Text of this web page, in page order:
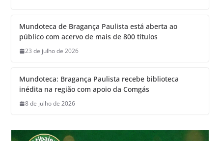
Mundoteca de Bragança Paulista está aberta ao
público com acervo de mais de 800 títulos
23 de julho de 2026
Mundoteca: Bragança Paulista recebe biblioteca
inédita na região com apoio da Comgás
8 de julho de 2026